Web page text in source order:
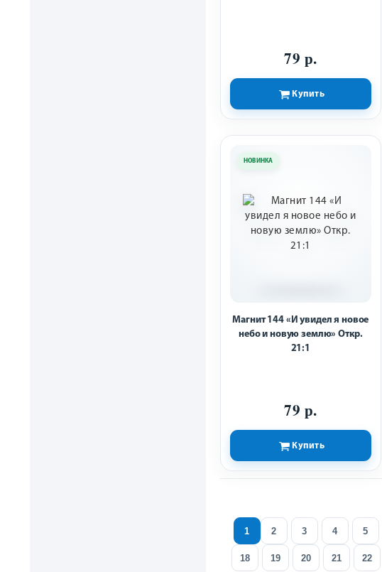
79 р.
Купить
НОВИНКА
Магнит 144 «И увидел я новое
небо и новую землю» Откр.
21:1
79 р.
Купить
1 2 3 4 5
18 19 20 21 22